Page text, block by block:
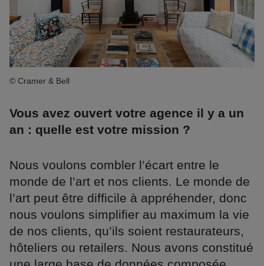
© Cramer & Bell
Vous avez ouvert votre agence il y a un
an : quelle est votre mission ?
Nous voulons combler l’écart entre le
monde de l’art et nos clients. Le monde de
l’art peut être difficile à appréhender, donc
nous voulons simplifier au maximum la vie
de nos clients, qu’ils soient restaurateurs,
hôteliers ou retailers. Nous avons constitué